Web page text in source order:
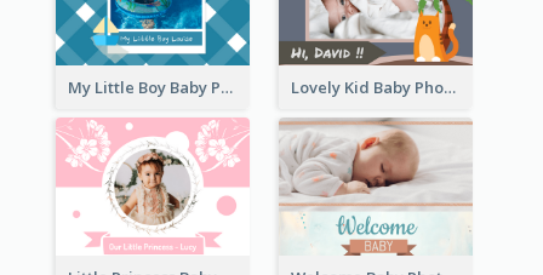
My Little Boy Baby Photo Book Lovely Kid Baby Photo Book